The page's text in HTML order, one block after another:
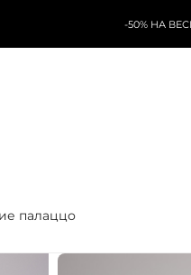
-50% НА
палаццо